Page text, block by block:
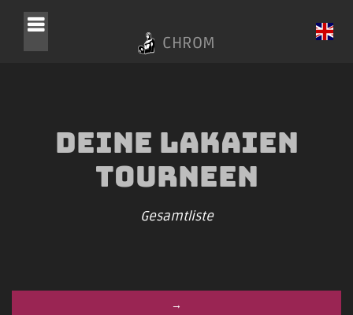
CHROM
Deine Lakaien
Tourneen
Gesamtliste
→